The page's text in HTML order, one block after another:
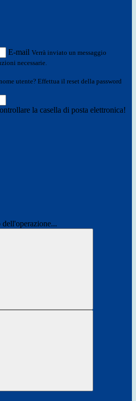
E-mail Verrà inviato un messaggio
necessarie.
utente? Effettua il reset della password
la casella di posta elettronica!